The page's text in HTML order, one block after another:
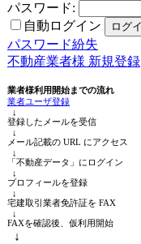
パスワード:
自動ログイン
パスワード紛失
不動産業者様 新規登録
業者様利用開始までの流れ
業者ユーザ登録
↓
登録したメールを受信
↓
メール記載の URL にアクセス
↓
「不動産データ」にログイン
↓
プロフィールを登録
↓
宅建取引業者免許証を FAX
↓
FAXを確認後、仮利用開始
↓